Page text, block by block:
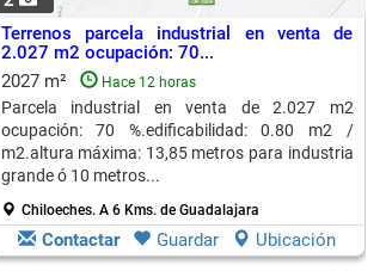
Terrenos parcela industrial en venta de
2.027 m2 ocupación: 70...
2027 m²
Hace 12 horas
Parcela industrial en venta de 2.027 m2
ocupación: 70 %.edificabilidad: 0.80 m2 /
m2.altura máxima: 13,85 metros para industria
grande ó 10 metros...
Chiloeches. A 6 Kms. de Guadalajara
Contactar Guardar Ubicación